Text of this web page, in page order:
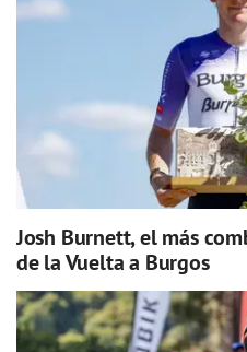
Josh Burnett, el más
de la Vuelta a Burgos